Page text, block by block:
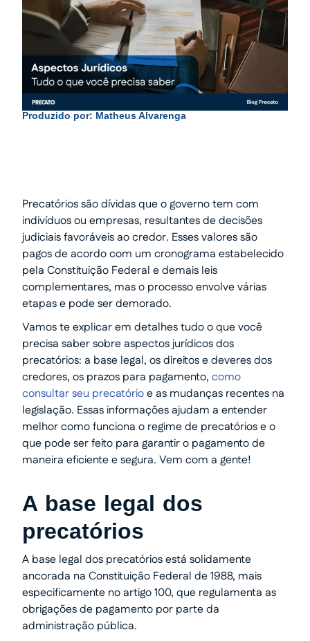
Produzido por: Matheus Alvarenga
Precatórios são dívidas que o governo tem com
indivíduos ou empresas, resultantes de decisões
judiciais favoráveis ao credor. Esses valores são
pagos de acordo com um cronograma estabelecido
pela Constituição Federal e demais leis
complementares, mas o processo envolve várias
etapas e pode ser demorado.
Vamos te explicar em detalhes tudo o que você
precisa saber sobre aspectos jurídicos dos
precatórios: a base legal, os direitos e deveres dos
credores, os prazos para pagamento, como
consultar seu precatórioe as mudanças recentes na
legislação. Essas informações ajudam a entender
melhor como funciona o regime de precatórios e o
que pode ser feito para garantir o pagamento de
maneira eficiente e segura. Vem com a gente!
A base legal dos
precatórios
A base legal dos precatórios está solidamente
ancorada na Constituição Federal de 1988, mais
especificamente no artigo 100, que regulamenta as
obrigações de pagamento por parte da
administração pública.